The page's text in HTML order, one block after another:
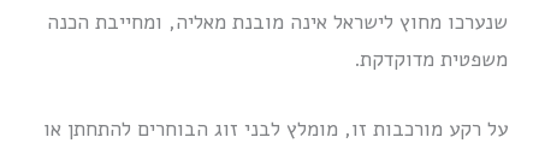
שנערכו מחוץ לישראל אינה מובנת מאליה, ומחייבת הכנה
משפטית מדוקדקת.
על רקע מורכבות זו, מומלץ לבני זוג הבוחרים להתחתן או